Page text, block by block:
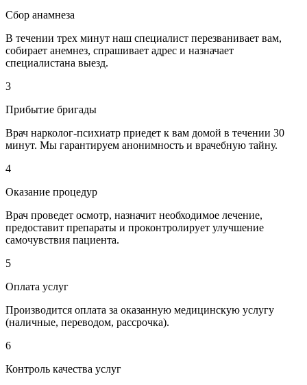
Сбор анамнеза
В течении трех минут наш специалист перезванивает вам,
собирает анемнез, спрашивает адрес и назначает
специалистана выезд.
3
Прибытие бригады
Врач нарколог-психиатр приедет к вам домой в течении 30
минут. Мы гарантируем анонимность и врачебную тайну.
4
Оказание процедур
Врач проведет осмотр, назначит необходимое лечение,
предоставит препараты и проконтролирует улучшение
самочувствия пациента.
5
Оплата услуг
Производится оплата за оказанную медицинскую услугу
(наличные, переводом, рассрочка).
6
Контроль качества услуг